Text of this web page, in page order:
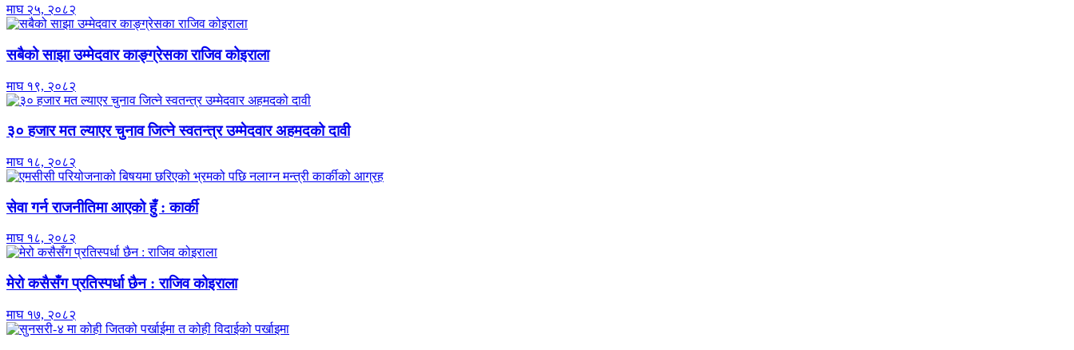
माघ २५, २०८२
सबैको साझा उम्मेदवार काङ्ग्रेसका राजिव कोइराला
माघ १९, २०८२
३० हजार मत ल्याएर चुनाव जित्ने स्वतन्त्र उम्मेदवार अहमदको दावी
माघ १८, २०८२
सेवा गर्न राजनीतिमा आएको हुँ : कार्की
माघ १८, २०८२
मेरो कसैसँग प्रतिस्पर्धा छैन : राजिव कोइराला
माघ १७, २०८२